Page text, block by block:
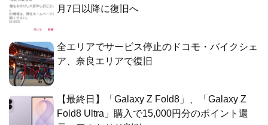
月7日以降に復旧へ
全エリアでサービス停止のドコモ・バイクシェ
ア、奈良エリアで復旧
【最終日】「Galaxy Z Fold8」、「Galaxy Z
Fold8 Ultra」購入で15,000円分のポイント還